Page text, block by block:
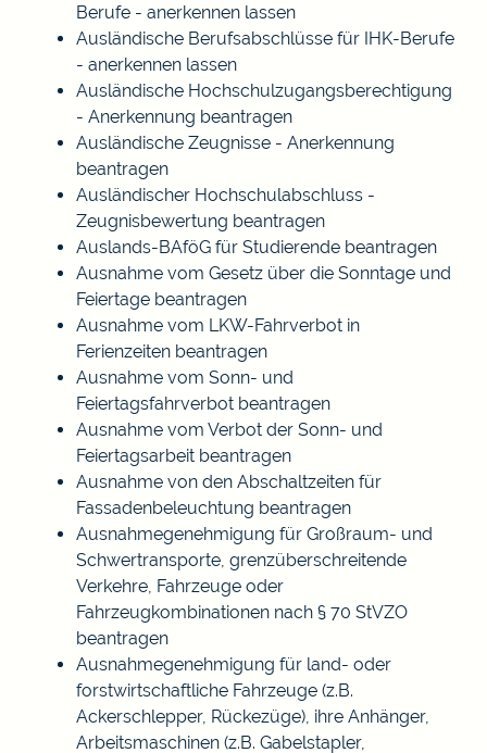
Berufe - anerkennen lassen
Ausländische Berufsabschlüsse für IHK-Berufe
- anerkennen lassen
Ausländische Hochschulzugangsberechtigung
- Anerkennung beantragen
Ausländische Zeugnisse - Anerkennung
beantragen
Ausländischer Hochschulabschluss -
Zeugnisbewertung beantragen
Auslands-BAföG für Studierende beantragen
Ausnahme vom Gesetz über die Sonntage und
Feiertage beantragen
Ausnahme vom LKW-Fahrverbot in
Ferienzeiten beantragen
Ausnahme vom Sonn- und
Feiertagsfahrverbot beantragen
Ausnahme vom Verbot der Sonn- und
Feiertagsarbeit beantragen
Ausnahme von den Abschaltzeiten für
Fassadenbeleuchtung beantragen
Ausnahmegenehmigung für Großraum- und
Schwertransporte, grenzüberschreitende
Verkehre, Fahrzeuge oder
Fahrzeugkombinationen nach § 70 StVZO
beantragen
Ausnahmegenehmigung für land- oder
forstwirtschaftliche Fahrzeuge (z.B.
Ackerschlepper, Rückezüge), ihre Anhänger,
Arbeitsmaschinen (z.B. Gabelstapler,